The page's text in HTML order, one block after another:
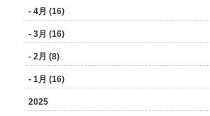
- 4月 (16)
- 3月 (16)
- 2月 (8)
- 1月 (16)
2025